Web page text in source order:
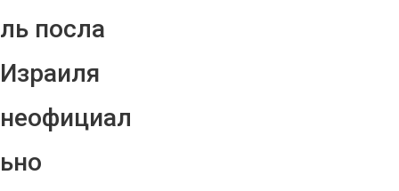
ль посла
Израиля
неофициал
ьно